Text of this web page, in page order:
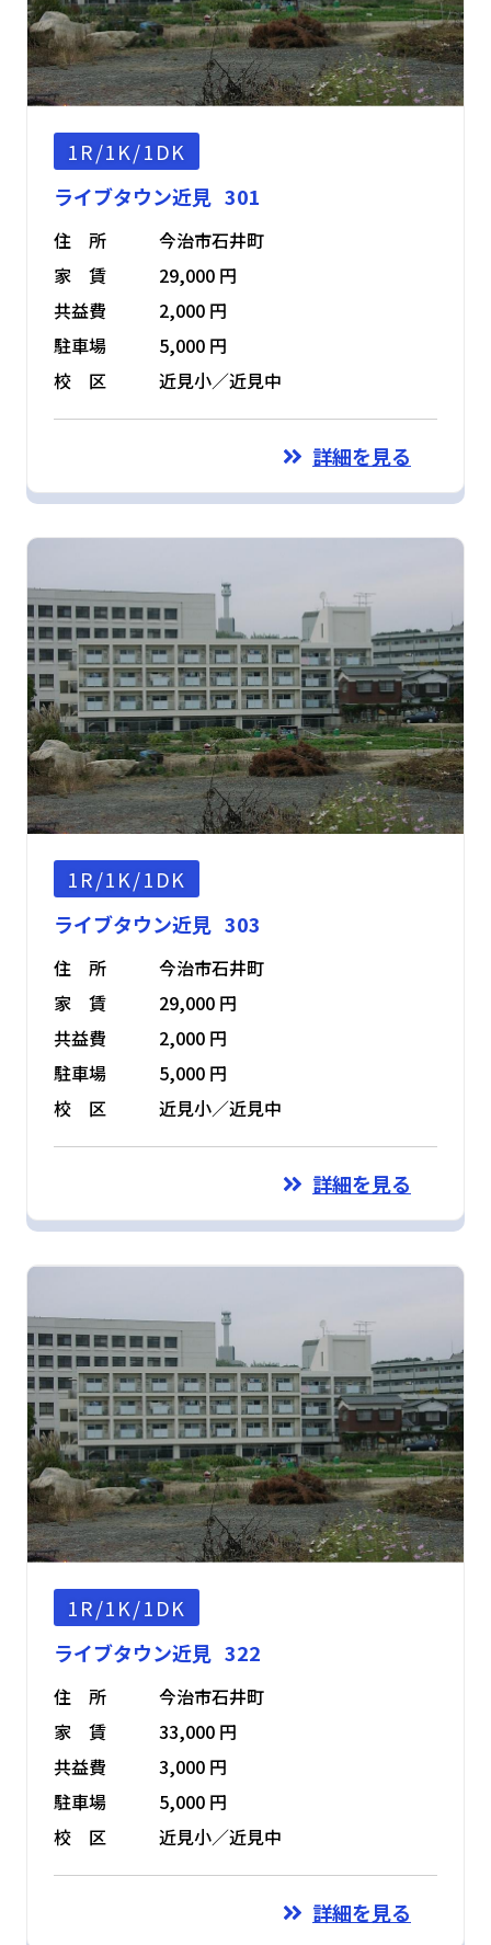
1R/1K/1DK
ライブタウン近見 301
住 所
今治市石井町
家 賃
29,000 円
共益費
2,000 円
駐車場
5,000 円
校 区
近見小／近見中
詳細を見る
1R/1K/1DK
ライブタウン近見 303
住 所
今治市石井町
家 賃
29,000 円
共益費
2,000 円
駐車場
5,000 円
校 区
近見小／近見中
詳細を見る
1R/1K/1DK
ライブタウン近見 322
住 所
今治市石井町
家 賃
33,000 円
共益費
3,000 円
駐車場
5,000 円
校 区
近見小／近見中
詳細を見る